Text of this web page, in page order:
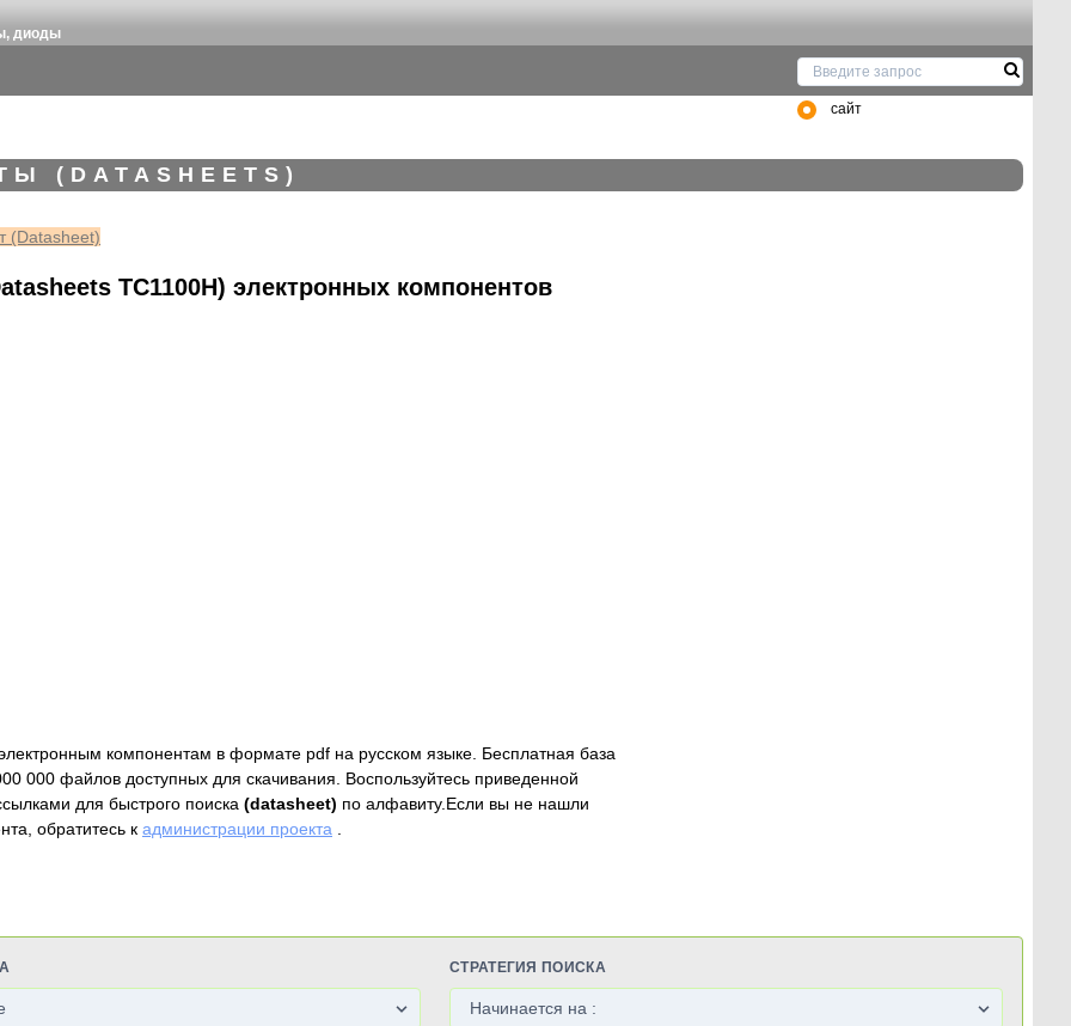
диоды
сайт
(DATASHEETS)
(Datasheet)
TC1100H) электронных компонентов
компонентам в формате pdf на русском языке. Бесплатная база
000 файлов доступных для скачивания. Воспользуйтесь приведенной
для быстрого поиска (datasheet) по алфавиту.Если вы не нашли
обратитесь к администрации проекта .
СТРАТЕГИЯ ПОИСКА